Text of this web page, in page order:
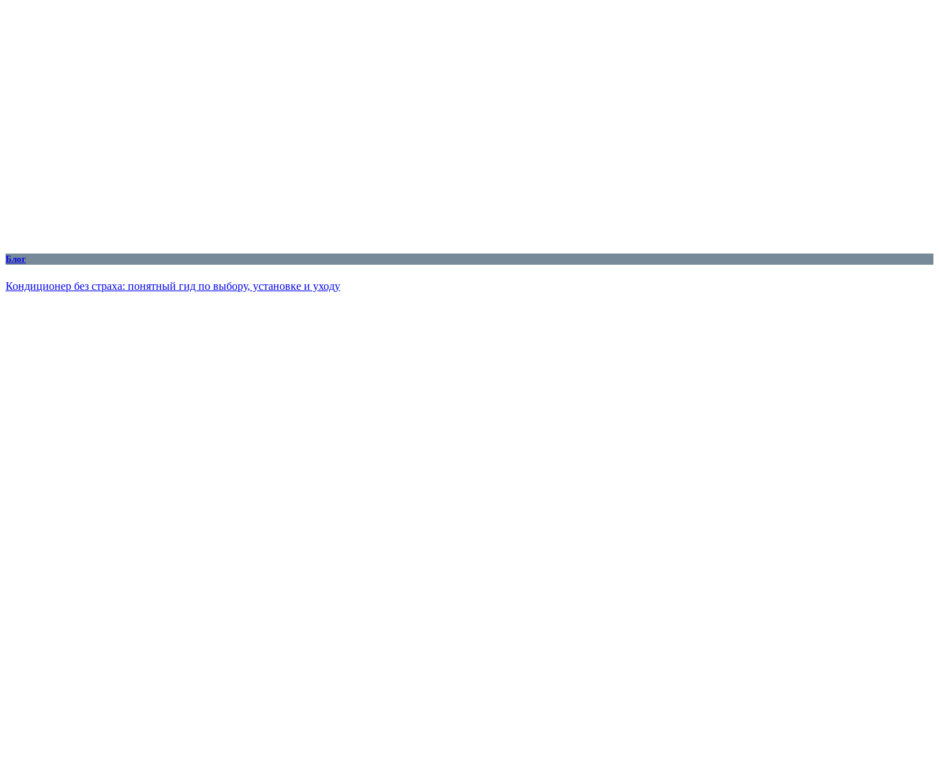
Блог
Кондиционер без страха: понятный гид по выбору, установке и уходу